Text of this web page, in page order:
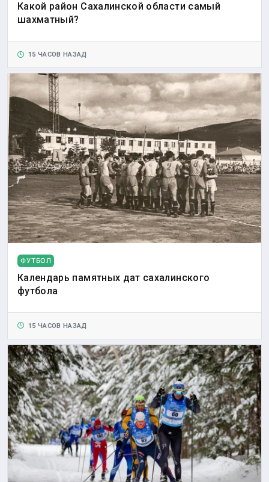
Какой район Сахалинской области самый
шахматный?
15 ЧАСОВ НАЗАД
ФУТБОЛ
Календарь памятных дат сахалинского
футбола
15 ЧАСОВ НАЗАД